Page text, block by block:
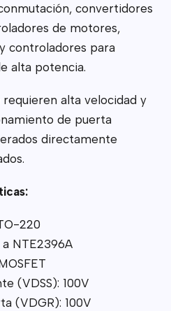
convertidores
de motores,
controladores para
alta potencia.
alta velocidad y
de puerta
directamente
220
NTE2396A
(VDSS): 100V
(VDGR): 100V